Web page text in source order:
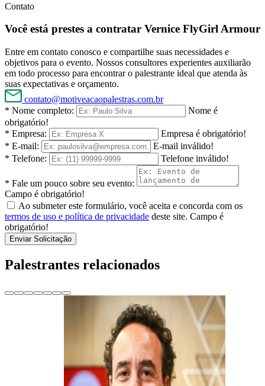
Contato
Você está prestes a contratar Vernice FlyGirl Armour
Entre em contato conosco e compartilhe suas necessidades e
objetivos para o evento. Nossos consultores experientes auxiliarão
em todo processo para encontrar o palestrante ideal que atenda às
suas expectativas e orçamento.
contato@motiveacaopalestras.com.br
* Nome completo:
Nome é
obrigatório!
* Empresa:
Empresa é obrigatório!
* E-mail:
E-mail inválido!
* Telefone:
Telefone inválido!
* Fale um pouco sobre seu evento:
Campo é obrigatório!
Ao submeter este formulário, você aceita e concorda com os
termos de uso e política de privacidade deste site. Campo é
obrigatório!
Enviar Solicitação
Palestrantes relacionados